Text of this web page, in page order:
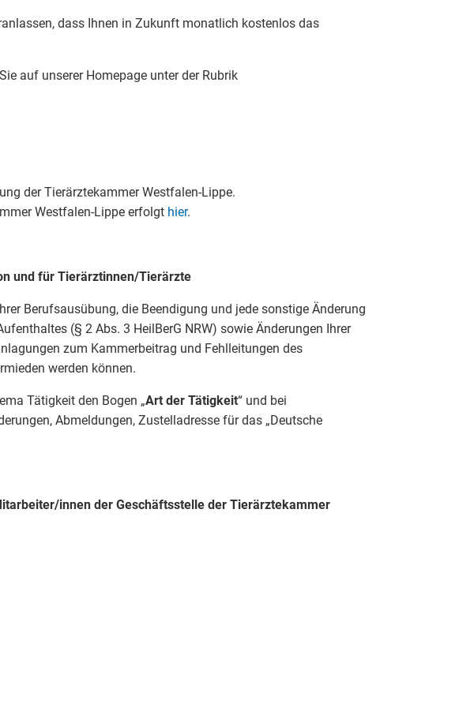
dass Ihnen in Zukunft mo­natlich kostenlos das
auf unserer Homepage unter der Rubrik
der Tierärztekammer Westfalen-Lippe.
Westfalen-Lippe erfolgt hier.
und für Tierärztinnen/Tierärzte
Berufsausübung, die Beendigung und jede sonstige Änderung
(§ 2 Abs. 3 HeilBerG NRW) sowie Änderungen Ihrer
zum Kammerbeitrag und Fehlleitungen des
werden können.
Tätigkeit den Bogen „Art der Tätigkeit“ und bei
Abmeldungen, Zustelladresse für das „Deutsche
innen der Geschäftsstelle der Tierärztekammer